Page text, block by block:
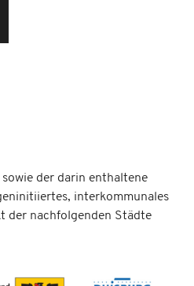
der darin enthaltene
interkommunales
der nachfolgenden Städte